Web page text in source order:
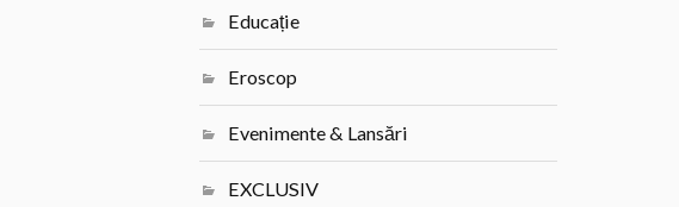
Educație
Eroscop
Evenimente & Lansări
EXCLUSIV